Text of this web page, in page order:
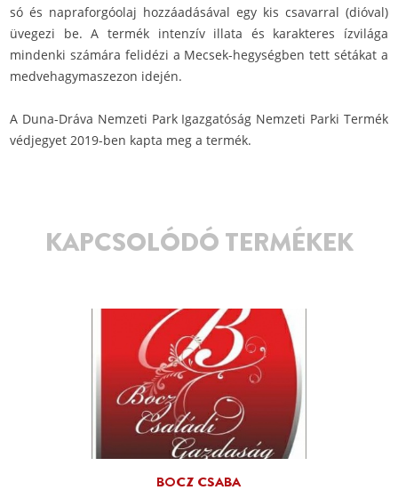
só és napraforgóolaj hozzáadásával egy kis csavarral (dióval)
üvegezi be. A termék intenzív illata és karakteres ízvilága
mindenki számára felidézi a Mecsek-hegységben tett sétákat a
medvehagymaszezon idején.
A Duna-Dráva Nemzeti Park Igazgatóság Nemzeti Parki Termék
védjegyet 2019-ben kapta meg a termék.
KAPCSOLÓDÓ TERMÉKEK